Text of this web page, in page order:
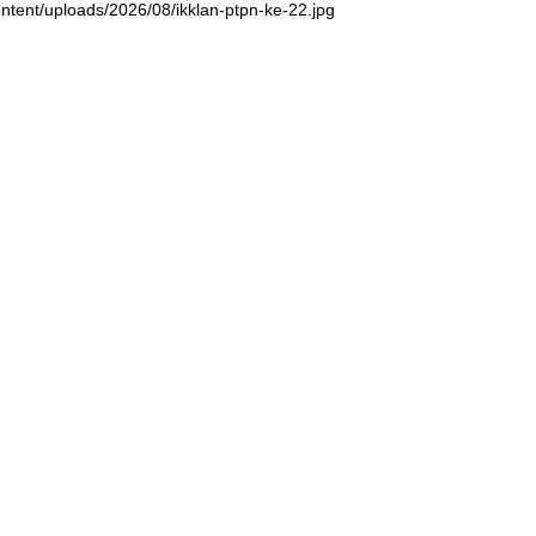
uploads/2026/08/ikklan-ptpn-ke-22.jpg